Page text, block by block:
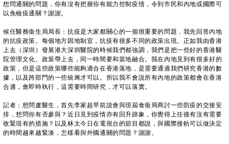
想問通關的問題，你有沒有把握你有能力控制疫情，令到市民和內地或國際可
以免檢疫通關？謝謝。
候任醫務衞生局局長：抗疫是大家都關心的一個很重要的問題，我先回答內地
的抗疫政策。每個地方因地制宜，抗疫有很多不同的政策出現。正如我由香港
上去（深圳）發展港大深圳醫院的時候我們都強調，我們是把一些好的香港醫
院管理文化、政策帶上去，同一時間要和當地融合。我在內地見到有很多好的
政策，但是這些政策哪些能夠適合在香港落地，是需要通過我們研究香港的數
據，以及跨部門的一些統籌才可以。所以我不會說所有內地的政策都會在香港
合適，會即時執行，這需要時間研究，才可以落實。
記者：想問盧醫生，首先李家超早前說會與現屆食衞局商討一些防疫的交接安
排，想問你有否參與？近日見到疫情亦有回升跡象，你覺得上任後有沒有需要
收緊現有的措施？以及林太今日在電視台的節目都說，與國際接軌可以做決定
的時間越來越緊湊，怎樣看與外國通關的問題？謝謝。